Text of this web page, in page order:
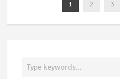
1 2 3